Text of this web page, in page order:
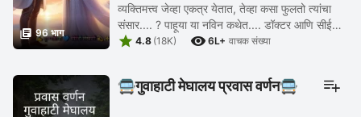
 96 भाग
व्यक्तिमत्त्व जेव्हा एकत्र येतात, तेव्हा कसा फुलतो त्यांचा
संसार.... ? पाहूया या नविन कथेत.... डॉक्टर आणि सीईओ
यांची ही गुंतवून ठेवणारी हळुवार ...
 4.8 (18K)  6L+ वाचक संख्या
🚍गुवाहाटी मेघालय प्रवास वर्णन🚍